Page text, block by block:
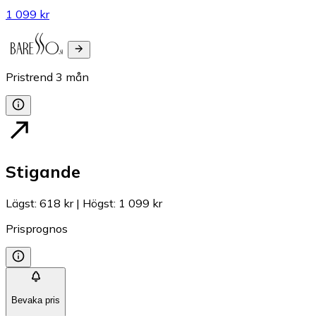
1 099 kr
Pristrend 3 mån
Stigande
Lägst: 618 kr| Högst: 1 099 kr
Prisprognos
Bevaka pris